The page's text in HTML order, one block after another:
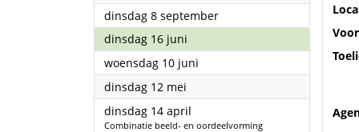
dinsdag 8 september2026
dinsdag 16 juni
woensdag 10 juni
dinsdag 12 mei
dinsdag 14 april
Combinatie beeld- en oordeelvorming